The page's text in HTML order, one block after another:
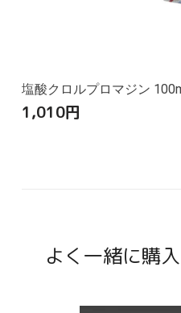
塩酸クロルプロマジン
1,010円
よく一緒に購